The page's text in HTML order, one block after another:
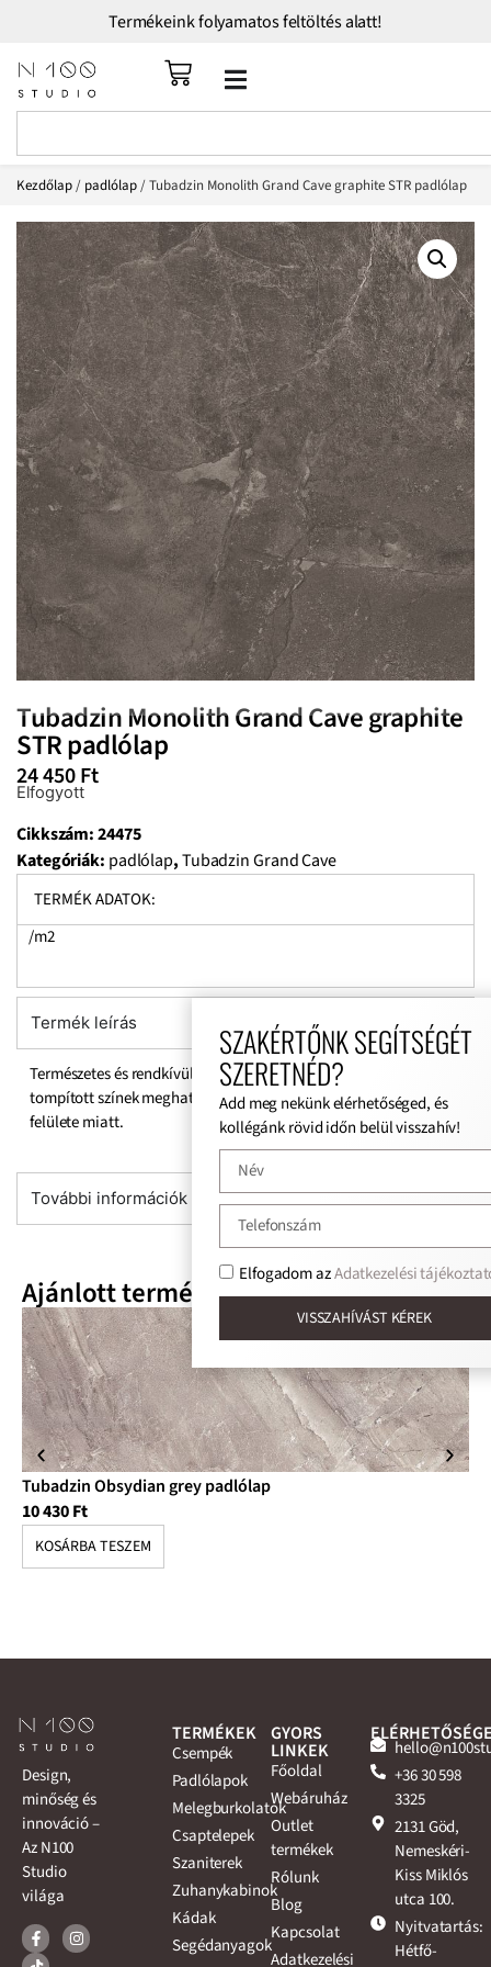
Termékeink folyamatos feltöltés alatt!
Kezdőlap/ padlólap/ Tubadzin Monolith Grand Cave graphite STR padlólap
Tubadzin Monolith Grand Cave graphite
STR padlólap
24 450Ft
Elfogyott
Cikkszám:24475
Kategóriák: padlólap,Tubadzin Grand Cave
TERMÉK ADATOK:
/m2
Termék leírás
Természetes és rendkívül kifejező. Ebben a gyűjteményben a
tompított színek meghatározóvá válnak a csempék szerkezeti
felülete miatt.
További információk
Ajánlott termékek
Tubadzin Obsydian grey padlólap
10 430Ft
KOSÁRBA TESZEM
Design,
minőség és
innováció –
Az N100
Studio
világa
TERMÉKEK
Csempék
Padlólapok
Melegburkolatok
Csaptelepek
Szaniterek
Zuhanykabinok
Kádak
Segédanyagok
GYORS
LINKEK
Főoldal
Webáruház
Outlet
termékek
Rólunk
Blog
Kapcsolat
Adatkezelési
+36 30 598
3325
2131 Göd,
Nemeskéri-
Kiss Miklós
utca 100.
Nyitvatartás:
Hétfő-
SZAKÉRTŐNK SEGÍTSÉGÉT
SZERETNÉD?
Add meg nekünk elérhetőséged, és
kollégánk rövid időn belül visszahív!
Elfogadom azAdatkezelési
VISSZAHÍVÁST KÉREK